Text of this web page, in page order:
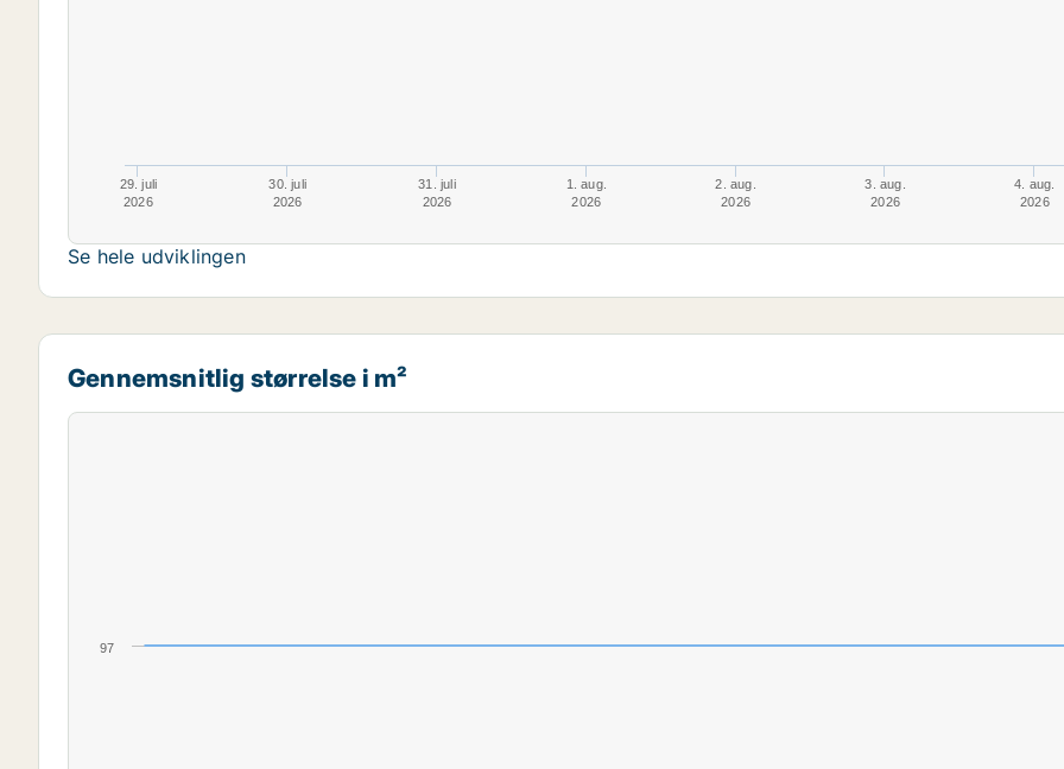
29. juli
2026
30. juli
2026
31. juli
2026
1. aug.
2026
2. aug.
2026
3. aug.
2026
4. aug.
2026
Se hele udviklingen
Gennemsnitlig størrelse i m²
97